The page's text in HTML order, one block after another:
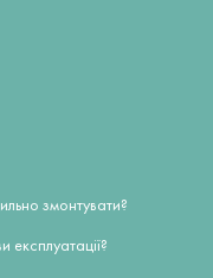
змонтувати?
експлуатації?